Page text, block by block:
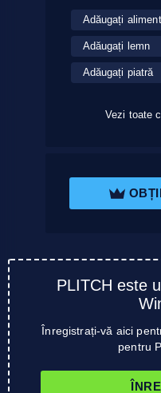
Adăugați
Adăugați lemn
Adăugați piatră
Vezi toate
PLITCH este
Înregistrați-vă aici
pentru